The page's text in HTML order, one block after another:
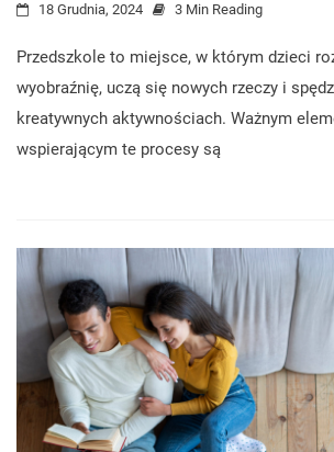
18 Grudnia, 2024 3 Min Reading
Przedszkole to miejsce, w którym dzieci
wyobraźnię, uczą się nowych rzeczy i
kreatywnych aktywnościach. Ważnym
wspierającym te procesy są